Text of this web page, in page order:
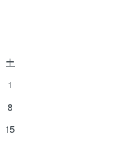
土
1
8
15